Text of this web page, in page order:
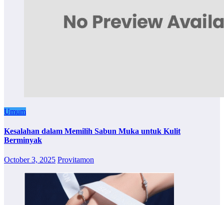
Umum
Kesalahan dalam Memilih Sabun Muka untuk Kulit
Berminyak
October 3, 2025 Provitamon